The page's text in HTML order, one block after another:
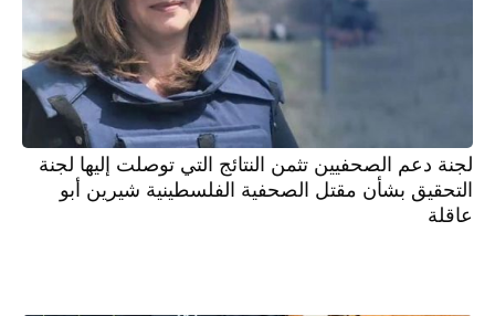
لجنة دعم الصحفيين تثمن النتائج التي توصلت إليها لجنة
التحقيق بشأن مقتل الصحفية الفلسطينية شيرين أبو
عاقلة